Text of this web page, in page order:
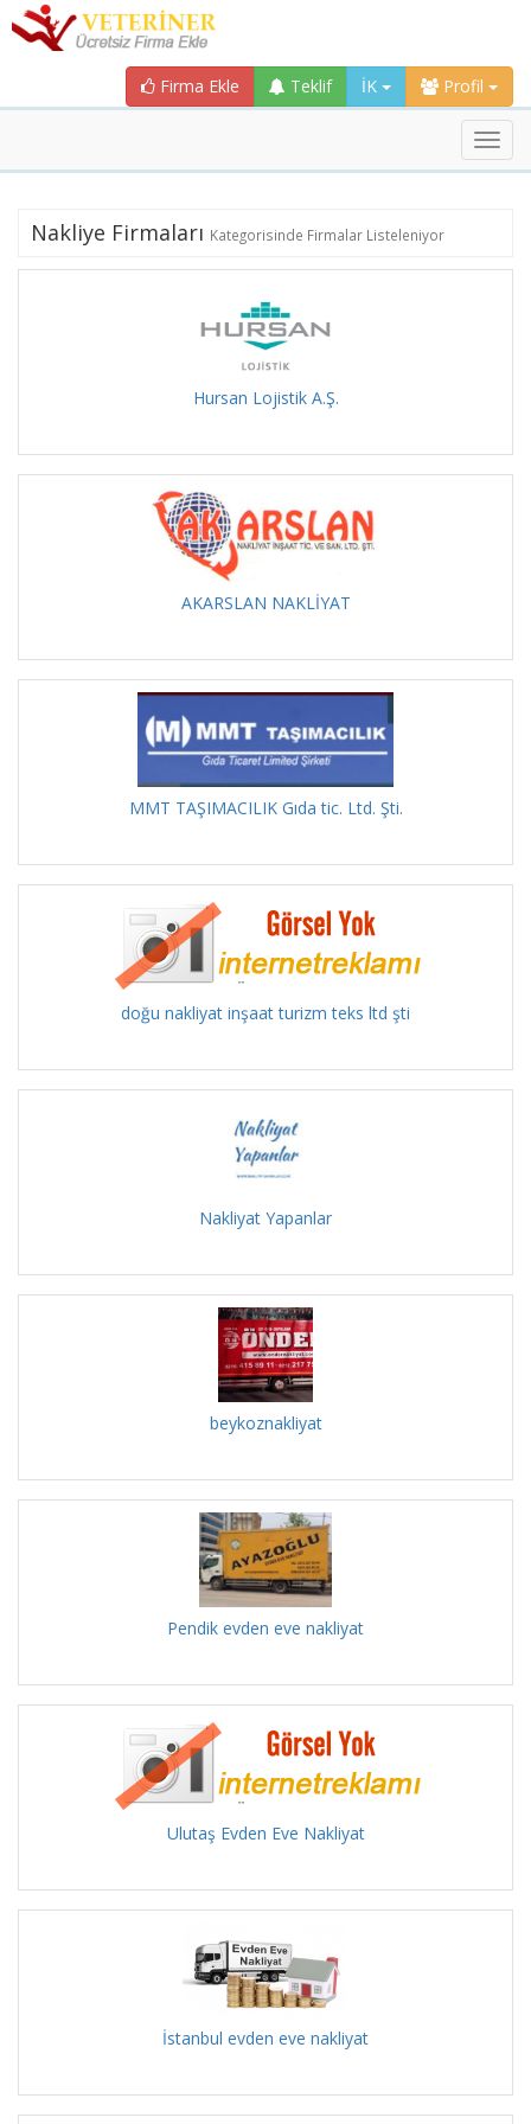
Firma Ekle Teklif İK Profil
Nakliye Firmaları Kategorisinde Firmalar Listeleniyor
Hursan Lojistik A.Ş.
AKARSLAN NAKLİYAT
MMT TAŞIMACILIK Gıda tic. Ltd. Şti.
doğu nakliyat inşaat turizm teks ltd şti
Nakliyat Yapanlar
beykoznakliyat
Pendik evden eve nakliyat
Ulutaş Evden Eve Nakliyat
İstanbul evden eve nakliyat